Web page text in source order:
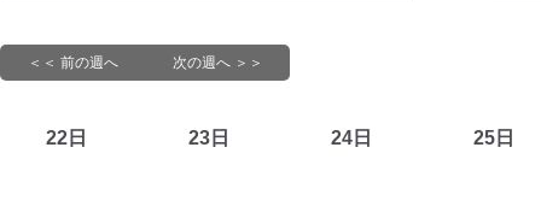
＜＜ 前の週へ 次の週へ ＞＞
22日 23日 24日 25日